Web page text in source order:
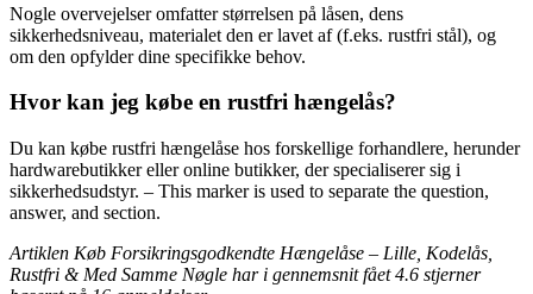
Nogle overvejelser omfatter størrelsen på låsen, dens
sikkerhedsniveau, materialet den er lavet af (f.eks. rustfri stål), og
om den opfylder dine specifikke behov.
Hvor kan jeg købe en rustfri hængelås?
Du kan købe rustfri hængelåse hos forskellige forhandlere, herunder
hardwarebutikker eller online butikker, der specialiserer sig i
sikkerhedsudstyr. – This marker is used to separate the question,
answer, and section.
Artiklen Køb Forsikringsgodkendte Hængelåse – Lille, Kodelås,
Rustfri & Med Samme Nøgle har i gennemsnit fået4.6 stjerner